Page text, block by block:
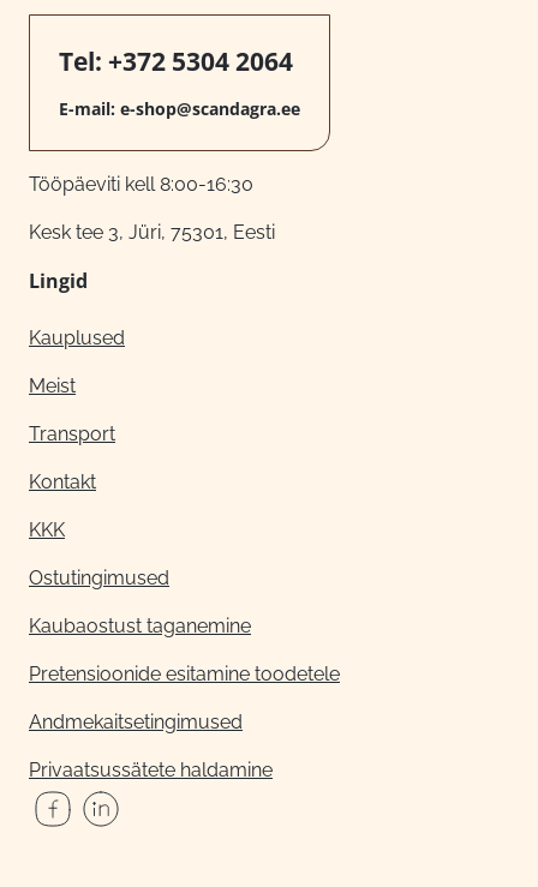
Tel: +372 5304 2064
E-mail: e-shop@scandagra.ee
Tööpäeviti kell 8:00-16:30
Kesk tee 3, Jüri, 75301, Eesti
Lingid
Kauplused
Meist
Transport
Kontakt
KKK
Ostutingimused
Kaubaostust taganemine
Pretensioonide esitamine toodetele
Andmekaitsetingimused
Privaatsussätete haldamine